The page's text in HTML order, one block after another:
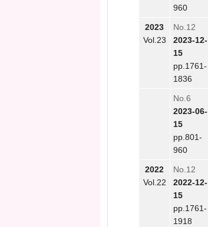
960
2023
Vol.23
No.12
2023-12-
15
pp.1761-
1836
No.6
2023-06-
15
pp.801-
960
2022
Vol.22
No.12
2022-12-
15
pp.1761-
1918